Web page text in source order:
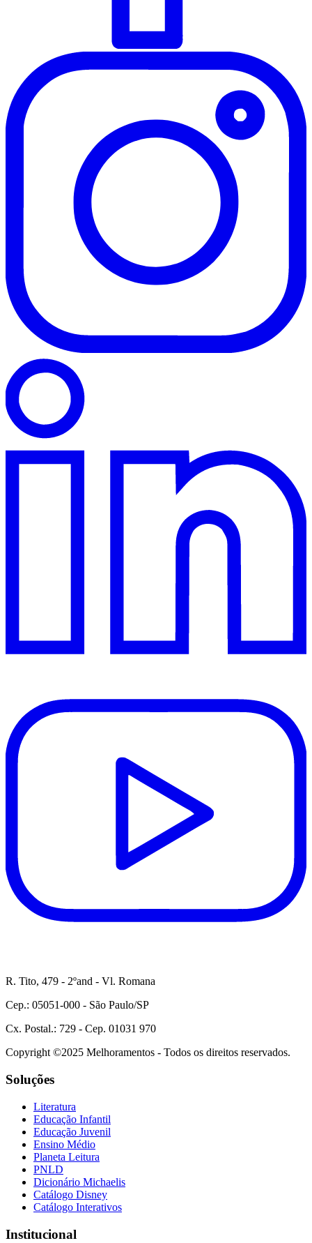
R. Tito, 479 - 2ºand - Vl. Romana
Cep.: 05051-000 - São Paulo/SP
Cx. Postal.: 729 - Cep. 01031 970
Copyright ©2025 Melhoramentos - Todos os direitos reservados.
Soluções
Literatura
Educação Infantil
Educação Juvenil
Ensino Médio
Planeta Leitura
PNLD
Dicionário Michaelis
Catálogo Disney
Catálogo Interativos
Institucional